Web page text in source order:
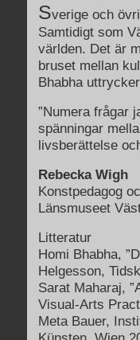
Sverige och
Samtidigt som
världen. Det är
bruset mellan
Bhabha
”Numera frågar
spänningar
livsberättelse
Rebecka Wigh
Konstpedagog
Länsmuseet
Litteratur
Homi Bhabha,
Helgesson,
Sarat Maharaj,
Visual-Arts
Meta Bauer,